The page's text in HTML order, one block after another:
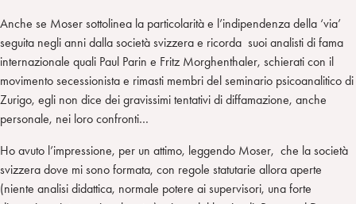
Anche se Moser sottolinea la particolarità e l’indipendenza della ‘via’
seguita negli anni dalla società svizzera e ricorda suoi analisti di fama
internazionale quali Paul Parin e Fritz Morghenthaler, schierati con il
movimento secessionista e rimasti membri del seminario psicoanalitico di
Zurigo, egli non dice dei gravissimi tentativi di diffamazione, anche
personale, nei loro confronti…
Ho avuto l’impressione, per un attimo, leggendo Moser, che la società
svizzera dove mi sono formata, con regole statutarie allora aperte
(niente analisi didattica, normale potere ai supervisori, una forte